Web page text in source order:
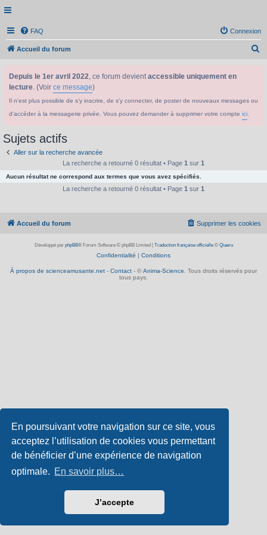
En poursuivant votre navigation sur ce site, vous
acceptez l’utilisation de cookies vous permettant
de bénéficier d’une expérience de navigation
optimale. En savoir plus…
J’accepte
FAQ Connexion
Accueil du forum
Depuis le 1er avril 2022, ce forum devientaccessible uniquement en
lecture. (Voir ce message)
Il n'est plus possible de s'y inscrire, de s'y connecter, de poster de nouveaux messages ou
d'accéder à la messagerie privée. Vous pouvez demander à supprimer votre compte ici
Sujets actifs
Aller sur la recherche avancée
La recherche a retourné 0 résultat • Page 1 sur 1
Aucun résultat ne correspond aux termes que vous avez spécifiés.
La recherche a retourné 0 résultat • Page 1 sur 1
Accueil du forum Supprimer les cookies
Développé par phpBB® Forum Software © phpBB Limited Traduction française officielle© Qiaeru
Confidentialité | Conditions
À propos de scienceamusante.net - Contact - © Anima-Science. Tous droits réservés pour
tous pays.